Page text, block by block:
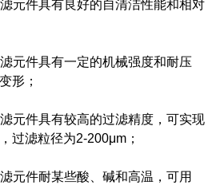
元件具有良好的自清洁性能和相对
元件具有一定的机械强度和耐压
形；
元件具有较高的过滤精度，可实现
过滤粒径为2-200μm；
元件耐某些酸、碱和高温，可用